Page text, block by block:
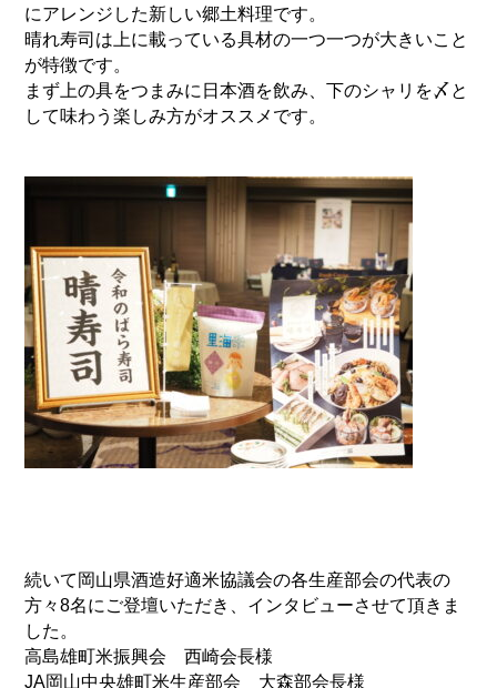
にアレンジした新しい郷土料理です。
晴れ寿司は上に載っている具材の一つ一つが大きいこと
が特徴です。
まず上の具をつまみに日本酒を飲み、下のシャリを〆と
して味わう楽しみ方がオススメです。
続いて岡山県酒造好適米協議会の各生産部会の代表の
方々8名にご登壇いただき、インタビューさせて頂きま
した。
高島雄町米振興会 西崎会長様
JA岡山中央雄町米生産部会 大森部会長様